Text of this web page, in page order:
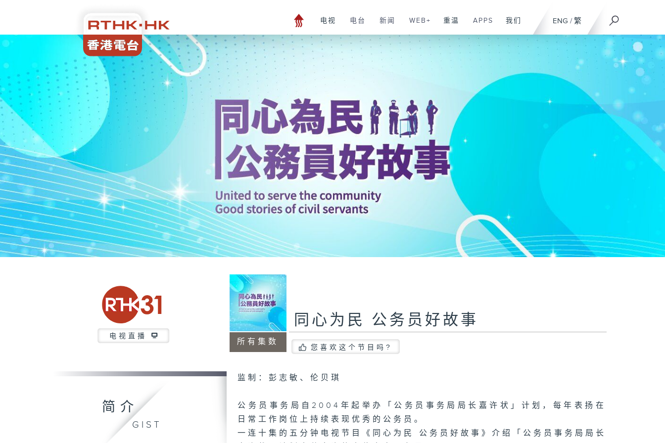
ENG / 繁
电视 电台 新闻 WEB+ 重温 APPS 我们
电视直播
所有集数
同心为民 公务员好故事
您喜欢这个节目吗?
简介
GIST
监制：彭志敏、伦贝琪
公务员事务局自2004年起举办「公务员事务局局长嘉许状」计划，每年表扬在
日常工作岗位上持续表现优秀的公务员。
一连十集的五分钟电视节目《同心为民 公务员好故事》介绍「公务员事务局局长